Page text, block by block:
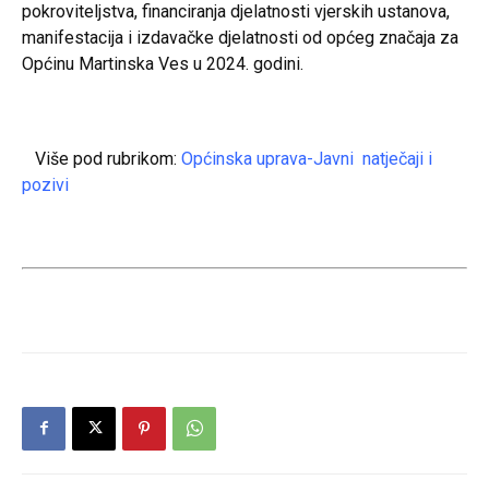
pokroviteljstva, financiranja djelatnosti vjerskih ustanova,
manifestacija i izdavačke djelatnosti od općeg značaja za
Općinu Martinska Ves u 2024. godini.
Više pod rubrikom: Općinska uprava-Javni natječaji i
pozivi